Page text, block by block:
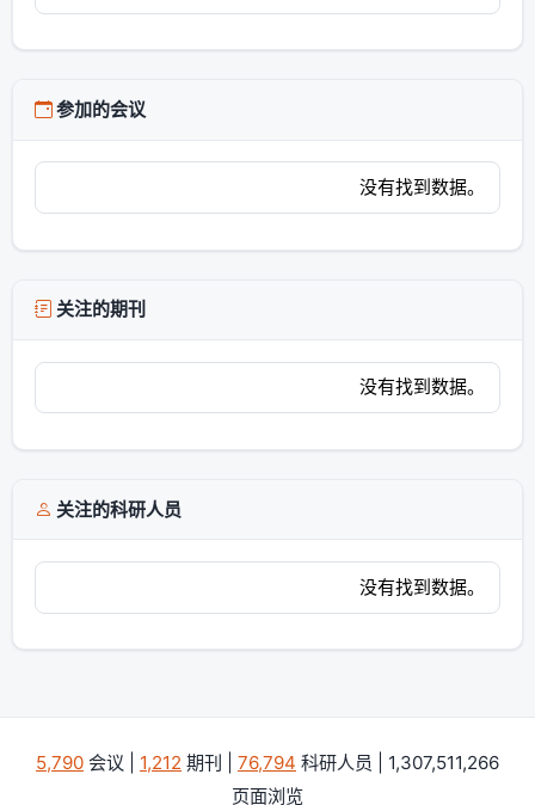
参加的会议
没有找到数据。
关注的期刊
没有找到数据。
关注的科研人员
没有找到数据。
5,790 会议 | 1,212 期刊 | 76,794 科研人员 | 1,307,511,266
页面浏览